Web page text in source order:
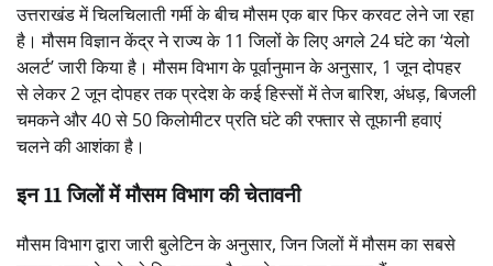
उत्तराखंड में चिलचिलाती गर्मी के बीच मौसम एक बार फिर करवट लेने जा रहा
है। मौसम विज्ञान केंद्र ने राज्य के 11 जिलों के लिए अगले 24 घंटे का ‘येलो
अलर्ट’ जारी किया है। मौसम विभाग के पूर्वानुमान के अनुसार, 1 जून दोपहर
से लेकर 2 जून दोपहर तक प्रदेश के कई हिस्सों में तेज बारिश, अंधड़, बिजली
चमकने और 40 से 50 किलोमीटर प्रति घंटे की रफ्तार से तूफानी हवाएं
चलने की आशंका है।
इन 11 जिलों में मौसम विभाग की चेतावनी
मौसम विभाग द्वारा जारी बुलेटिन के अनुसार, जिन जिलों में मौसम का सबसे